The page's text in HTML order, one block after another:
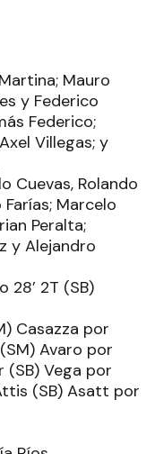
Mauro
y Federico
Federico;
Villegas; y
Cuevas, Rolando
Marcelo
Peralta;
y Alejandro
28’ 2T (SB)
Casazza por
Avaro por
(SB) Vega por
(SB) Asatt por